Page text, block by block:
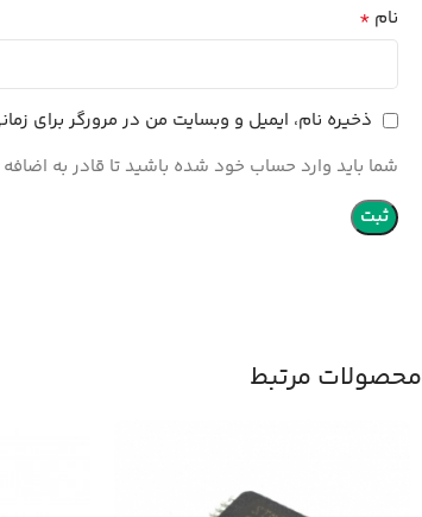
نام *
ذخیره نام، ایمیل و وبسایت من در مرورگر برای
شما باید وارد حساب خود شده باشید تا قادر به
محصولات مرتبط